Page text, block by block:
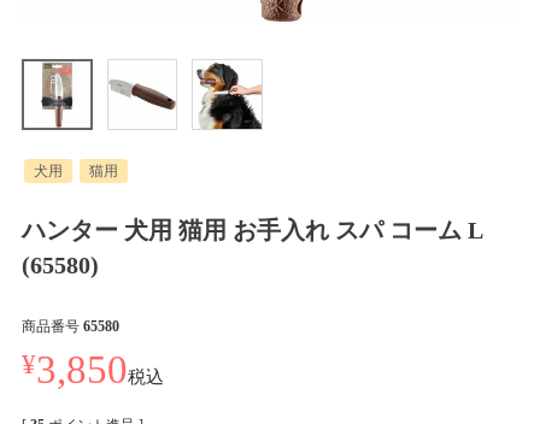
犬用 猫用
ハンター 犬用 猫用 お手入れ スパ コーム L
(65580)
商品番号 65580
¥3,850税込